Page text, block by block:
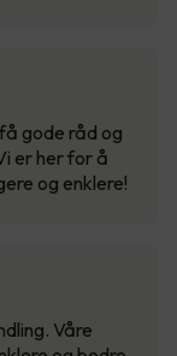
gode råd og
er her for å
og enklere!
Våre